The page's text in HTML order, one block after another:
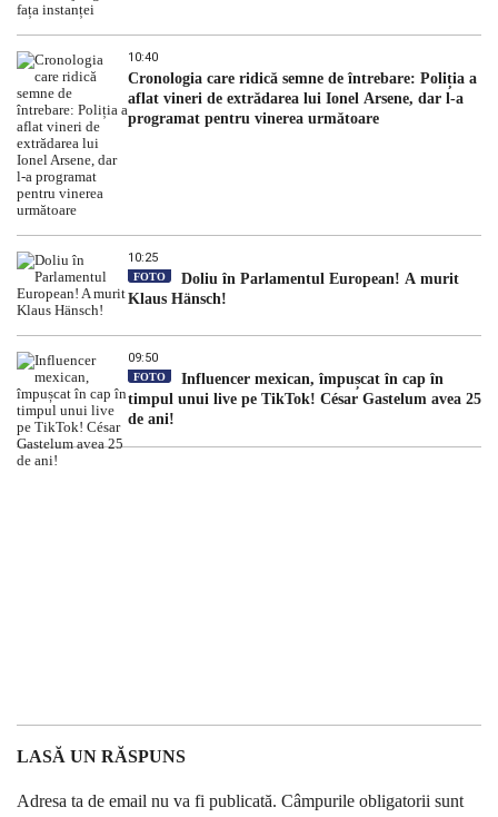
10:40
Cronologia care ridică semne de întrebare: Poliția a
aflat vineri de extrădarea lui Ionel Arsene, dar l-a
programat pentru vinerea următoare
10:25
FOTO
Doliu în Parlamentul European! A murit
Klaus Hänsch!
09:50
FOTO
Influencer mexican, împușcat în cap în
timpul unui live pe TikTok! César Gastelum avea 25
de ani!
LASĂ UN RĂSPUNS
Adresa ta de email nu va fi publicată. Câmpurile obligatorii sunt